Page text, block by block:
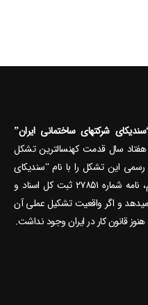
شرکتهای ساختمانی ایران”
شناخته می‎ شود با بیش از هفتاد سال قدمت کهنسال‎ترین تشکل
این تشکل را با نام “سندیکای
شرکتهای ساختمانی” تولد اسمی آن بدانیم، نامه شماره ۲۷۸۵۱ ثبت کل اسناد و
املاک تاریخ ۱۱ اسفند ۱۳۲۶ ه.ش را نشان می‎دهد و اگر واقعیت تشکیل عملی آن
هنوز قانون کار در ایران وجود نداشت.